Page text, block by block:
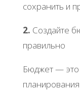
сохранить и
2. Создайте
правильно
Бюджет — это